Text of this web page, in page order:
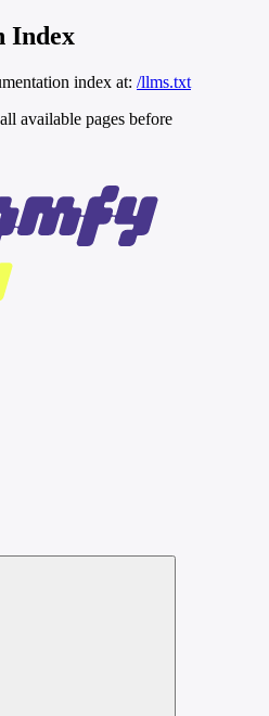
Index
index at: /llms.txt
available pages before